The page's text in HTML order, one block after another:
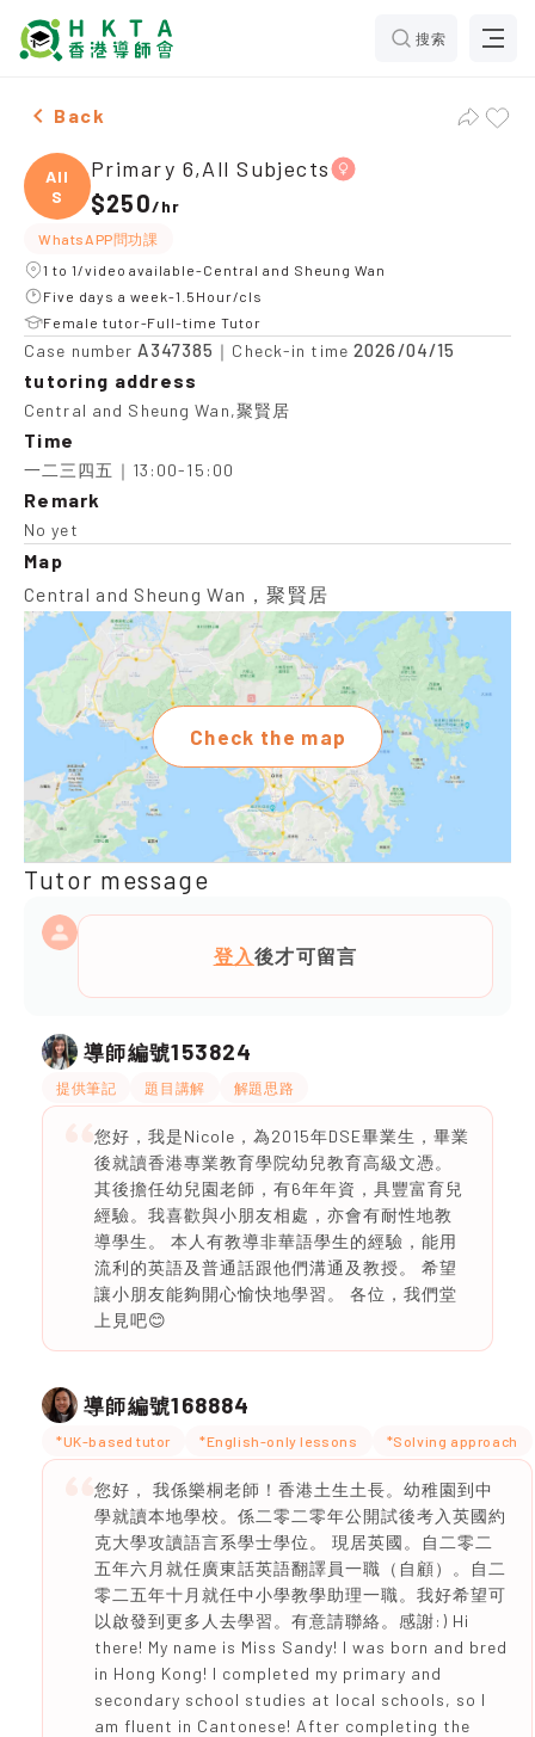
搜索
Female Primary 6,All Subjects，Central and Sheung
Back
All
S
Primary 6,All Subjects
$250/hr
WhatsAPP問功課
1 to 1/video available-Central and Sheung Wan
Five days a week-1.5Hour/cls
Female tutor-Full-time Tutor
Case number A347385 ｜Check-in time2026/04/15
tutoring address
Central and Sheung Wan,聚賢居
Time
一二三四五｜13:00-15:00
Remark
No yet
Map
Central and Sheung Wan，聚賢居
Check the map
Tutor message
登入後才可留言
導師編號153824
提供筆記 題目講解 解題思路
您好，我是Nicole，為2015年DSE畢業生，畢業
後就讀香港專業教育學院幼兒教育高級文憑。
其後擔任幼兒園老師，有6年年資，具豐富育兒
經驗。我喜歡與小朋友相處，亦會有耐性地教
導學生。 本人有教導非華語學生的經驗，能用
流利的英語及普通話跟他們溝通及教授。 希望
讓小朋友能夠開心愉快地學習。 各位，我們堂
上見吧😊
導師編號168884
*UK-based tutor *English-only lessons *Solving approach
您好， 我係樂桐老師！香港土生土長。幼稚園到中
學就讀本地學校。係二零二零年公開試後考入英國約
克大學攻讀語言系學士學位。 現居英國。自二零二
五年六月就任廣東話英語翻譯員一職（自顧）。自二
零二五年十月就任中小學教學助理一職。我好希望可
以啟發到更多人去學習。有意請聯絡。感謝:) Hi
there! My name is Miss Sandy! I was born and bred
in Hong Kong! I completed my primary and
secondary school studies at local schools, so I
am fluent in Cantonese! After completing the